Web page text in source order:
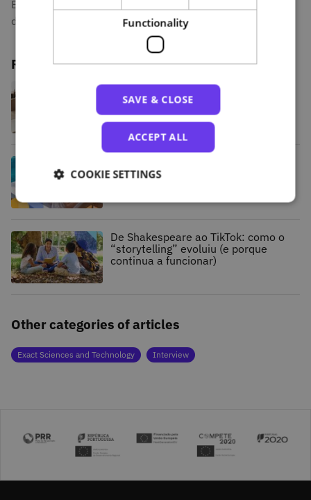
É um mundo de possibilidades de aprendizagem. Venha
descobrir porquê com a NAU.
Related posts
Crescimento, inovação e novos
serviços: os resultados do PRR na
as férias para desenvolver novas
De Shakespeare ao TikTok: como o
“storytelling” evoluiu (e porque
continua a funcionar)
Other categories of articles
Exact Sciences and Technology Interview
Functionality
SAVE & CLOSE
ACCEPT ALL
COOKIE SETTINGS